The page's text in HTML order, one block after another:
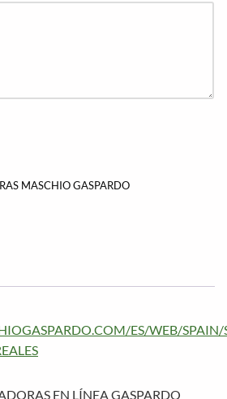
MASCHIO GASPARDO
ES/WEB/SPAIN/
EN LÍNEA GASPARDO